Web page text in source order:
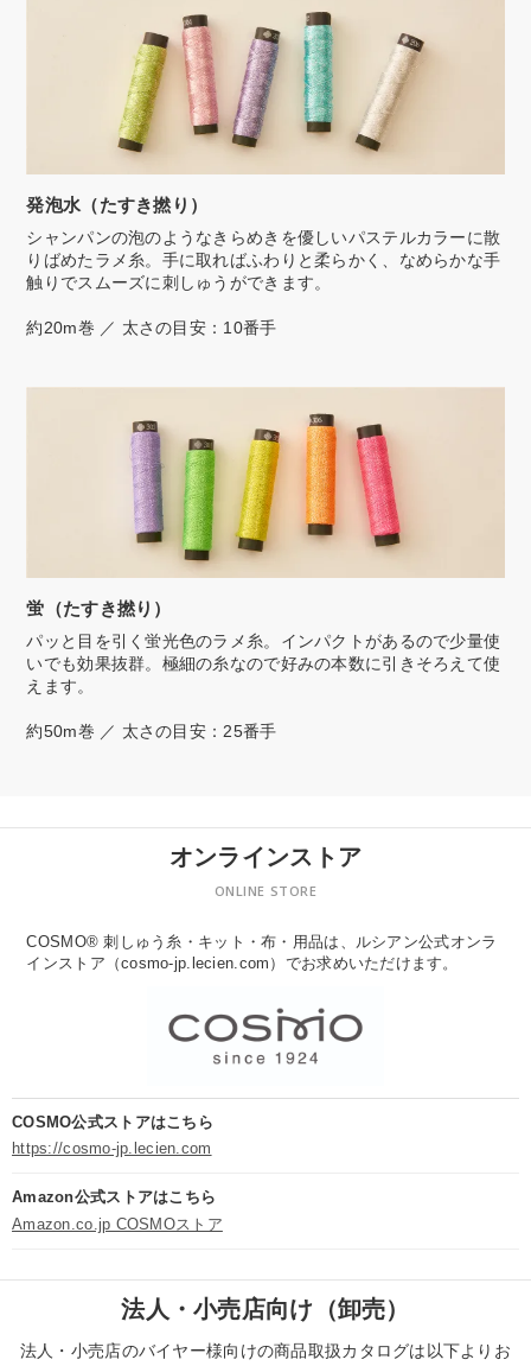
発泡水（たすき撚り）
シャンパンの泡のようなきらめきを優しいパステルカラーに散
りばめたラメ糸。手に取ればふわりと柔らかく、なめらかな手
触りでスムーズに刺しゅうができます。
約20m巻 ／ 太さの目安：10番手
蛍（たすき撚り）
パッと目を引く蛍光色のラメ糸。インパクトがあるので少量使
いでも効果抜群。極細の糸なので好みの本数に引きそろえて使
えます。
約50m巻 ／ 太さの目安：25番手
オンラインストア
ONLINE STORE
COSMO® 刺しゅう糸・キット・布・用品は、ルシアン公式オンラ
インストア（cosmo-jp.lecien.com）でお求めいただけます。
COSMO公式ストアはこちら
https://cosmo-jp.lecien.com
Amazon公式ストアはこちら
Amazon.co.jp COSMOストア
法人・小売店向け（卸売）
法人・小売店のバイヤー様向けの商品取扱カタログは以下よりお